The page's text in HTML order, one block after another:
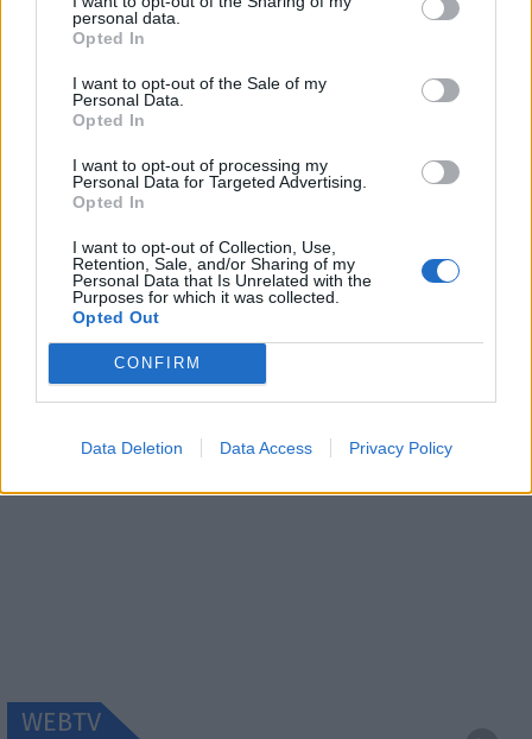
personal data.
Opted In
I want to opt-out of the Sale of my
Personal Data.
Opted In
I want to opt-out of processing my
Personal Data for Targeted Advertising.
Opted In
I want to opt-out of Collection, Use,
Retention, Sale, and/or Sharing of my
Personal Data that Is Unrelated with the
Purposes for which it was collected.
Opted Out
CONFIRM
Data Deletion Data Access Privacy Policy
Mercedes-Benz GLB: Διαθέσιμη στην Ελλάδα με
όφελος 2.000…
Οι τιμές Αυγούστου για όλα τα μοντέλα της
ελληνικής αγοράς
WEBTV